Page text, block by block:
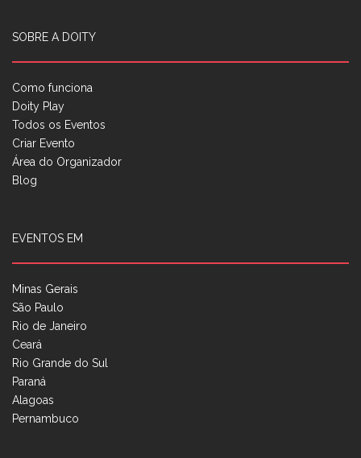
SOBRE A DOITY
Como funciona
Doity Play
Todos os Eventos
Criar Evento
Área do Organizador
Blog
EVENTOS EM
Minas Gerais
São Paulo
Rio de Janeiro
Ceará
Rio Grande do Sul
Paraná
Alagoas
Pernambuco